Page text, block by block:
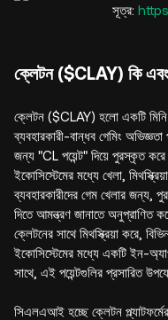
সূত্র:
ক্লেটন ($CLAY) কি এবং
ক্লেটন ($CLAY) হলো একটি মিনি-
ব্যবহারকারী-বান্ধব গেমিং
জন্য "CL পয়েন্ট" দিয়ে পুরস্কৃত
ইকোসিস্টেমের মধ্যে খেলা,
ব্যবহারকারীদের গেম খেলার জন্য,
দিতে আমন্ত্রণ জানাতে অনুপ্রাণিত
ক্লেটনের সাথে মিথস্ক্রিয়া করে,
ইকোসিস্টেমের মধ্যে একটি ইন-
সাথে, এই পয়েন্টগুলির প্রসারিত
সিএলএআই হচ্ছে ক্লেটন